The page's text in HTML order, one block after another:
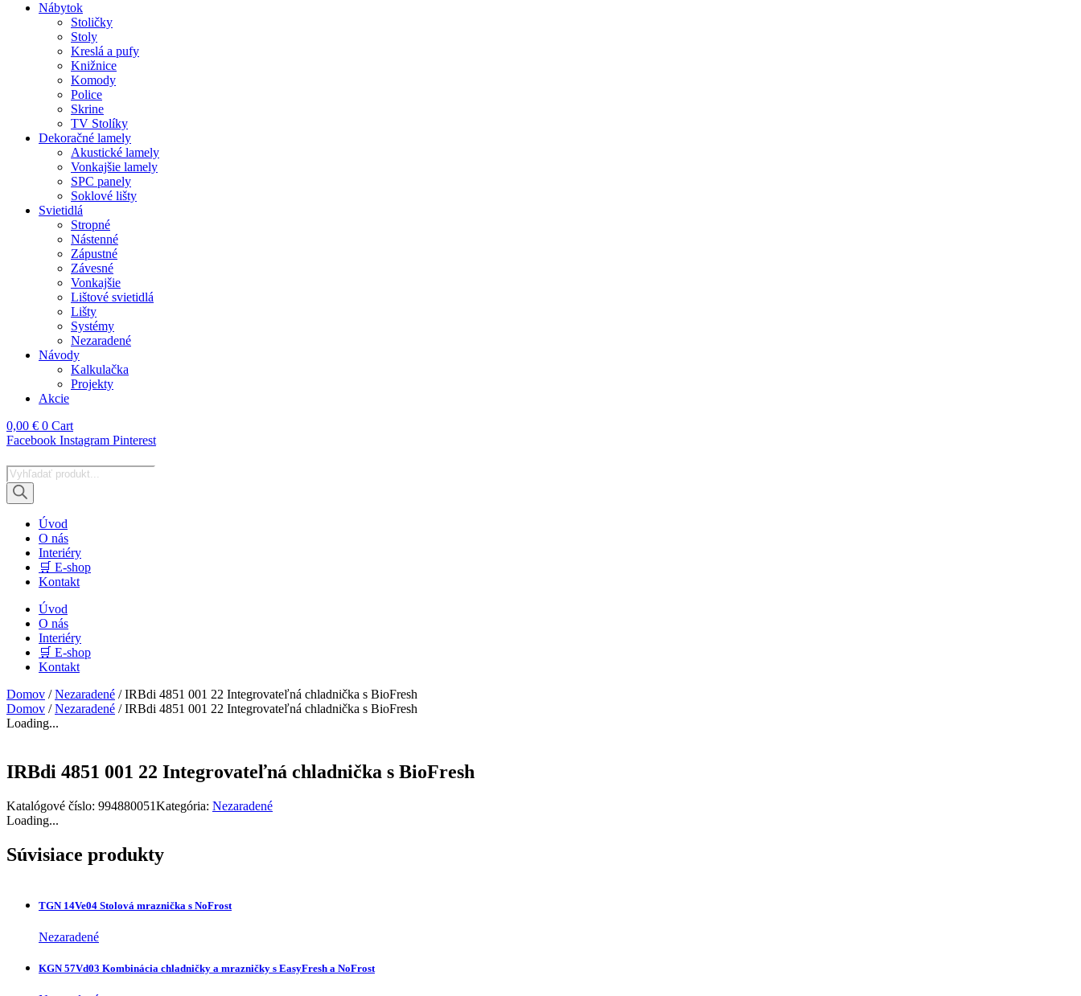
Nábytok
Stoličky
Stoly
Kreslá a pufy
Knižnice
Komody
Police
Skrine
TV Stolíky
Dekoračné lamely
Akustické lamely
Vonkajšie lamely
SPC panely
Soklové lišty
Svietidlá
Stropné
Nástenné
Zápustné
Závesné
Vonkajšie
Lištové svietidlá
Lišty
Systémy
Nezaradené
Návody
Kalkulačka
Projekty
Akcie
0,00 € 0 Cart
Facebook Instagram Pinterest
Products
search
Úvod
O nás
Interiéry
🛒 E-shop
Kontakt
Úvod
O nás
Interiéry
🛒 E-shop
Kontakt
Domov /Nezaradené / IRBdi 4851 001 22 Integrovateľná chladnička s BioFresh
Domov /Nezaradené / IRBdi 4851 001 22 Integrovateľná chladnička s BioFresh
Loading...
IRBdi 4851 001 22 Integrovateľná chladnička s BioFresh
Katalógové číslo: 994880051Kategória: Nezaradené
Loading...
Súvisiace produkty
TGN 14Ve04 Stolová mraznička s NoFrost
Nezaradené
KGN 57Vd03 Kombinácia chladničky a mrazničky s EasyFresh a NoFrost